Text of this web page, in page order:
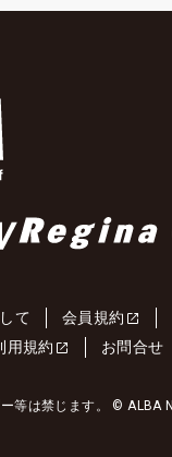
て 会員規約
用規約 お問合せ
等は禁じます。 © ALBA